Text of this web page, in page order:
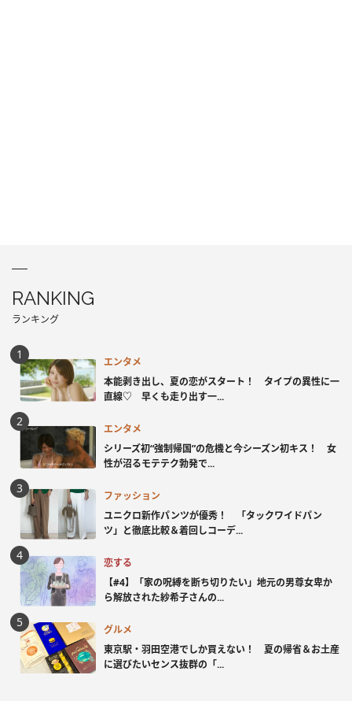
RANKING
ランキング
エンタメ
本能剥き出し、夏の恋がスタート！ タイプの異性に一
直線♡ 早くも走り出す一...
エンタメ
シリーズ初“強制帰国”の危機と今シーズン初キス！ 女
性が沼るモテテク勃発で...
ファッション
ユニクロ新作パンツが優秀！ 「タックワイドパン
ツ」と徹底比較＆着回しコーデ...
恋する
【#4】「家の呪縛を断ち切りたい」地元の男尊女卑か
ら解放された紗希子さんの...
グルメ
東京駅・羽田空港でしか買えない！ 夏の帰省＆お土産
に選びたいセンス抜群の「...